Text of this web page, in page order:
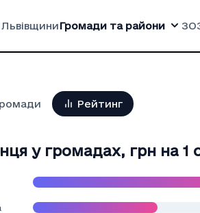
Громади та райони
Рейтинг
у громадах, грн на 1